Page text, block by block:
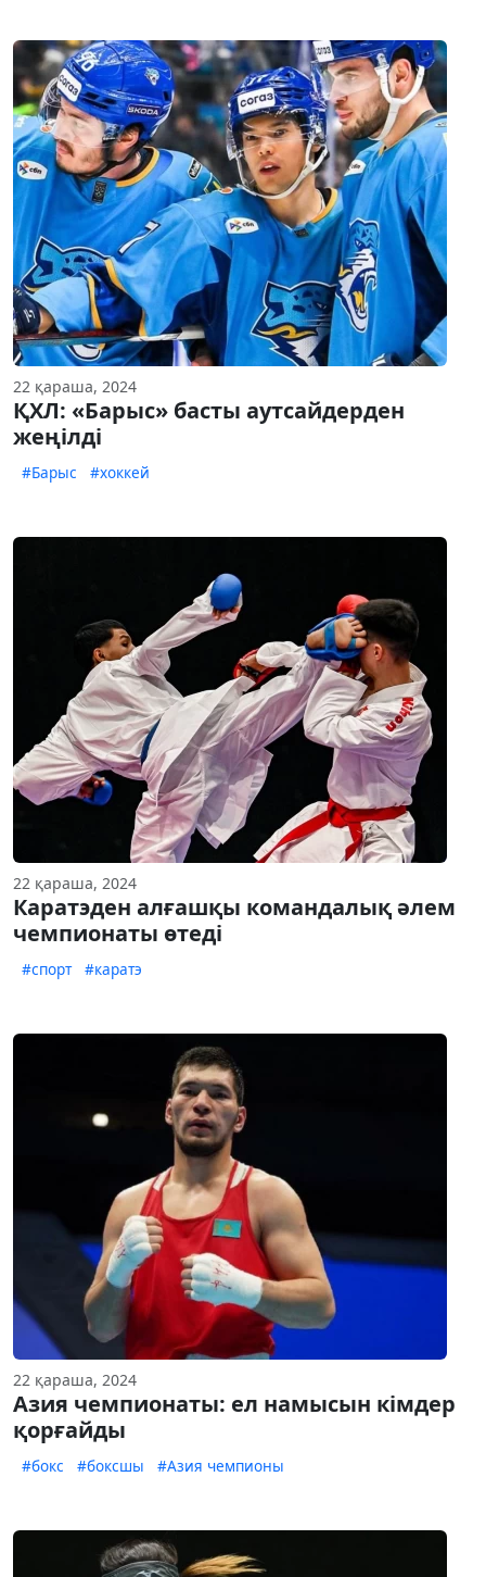
22 қараша, 2024
ҚХЛ: «Барыс» басты аутсайдерден
жеңілді
#Барыс #хоккей
22 қараша, 2024
Каратэден алғашқы командалық әлем
чемпионаты өтеді
#спорт #каратэ
22 қараша, 2024
Азия чемпионаты: ел намысын кімдер
қорғайды
#бокс #боксшы #Азия чемпионы